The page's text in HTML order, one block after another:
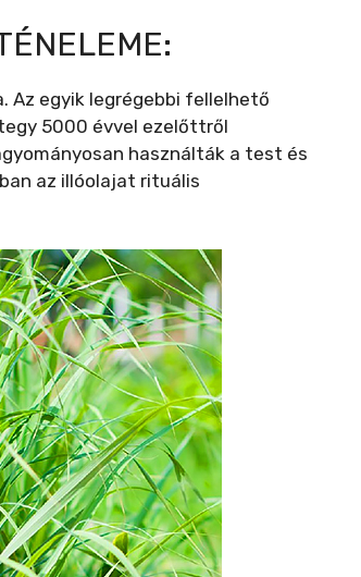
Az egyik legrégebbi fellelhető
5000 évvel ezelőttről
használták a test és
az illóolajat rituális